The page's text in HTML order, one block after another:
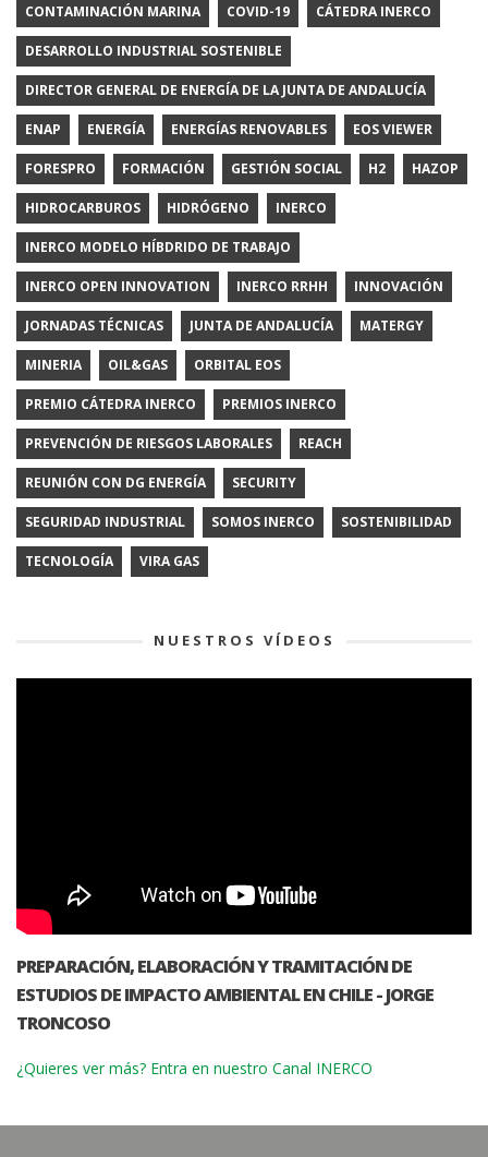
CONTAMINACIÓN MARINA COVID-19 CÁTEDRA INERCO
DESARROLLO INDUSTRIAL SOSTENIBLE
DIRECTOR GENERAL DE ENERGÍA DE LA JUNTA DE ANDALUCÍA
ENAP ENERGÍA ENERGÍAS RENOVABLES EOS VIEWER
FORESPRO FORMACIÓN GESTIÓN SOCIAL H2 HAZOP
HIDROCARBUROS HIDRÓGENO INERCO
INERCO MODELO HÍBDRIDO DE TRABAJO
INERCO OPEN INNOVATION INERCO RRHH INNOVACIÓN
JORNADAS TÉCNICAS JUNTA DE ANDALUCÍA MATERGY
MINERIA OIL&GAS ORBITAL EOS
PREMIO CÁTEDRA INERCO PREMIOS INERCO
PREVENCIÓN DE RIESGOS LABORALES REACH
REUNIÓN CON DG ENERGÍA SECURITY
SEGURIDAD INDUSTRIAL SOMOS INERCO SOSTENIBILIDAD
TECNOLOGÍA VIRA GAS
NUESTROS VÍDEOS
PREPARACIÓN, ELABORACIÓN Y TRAMITACIÓN DE
ESTUDIOS DE IMPACTO AMBIENTAL EN CHILE - JORGE
TRONCOSO
¿Quieres ver más? Entra en nuestro Canal INERCO